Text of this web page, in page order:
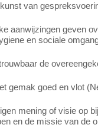
van
aanwijzingen geven
en sociale
de
gemak goed en vlot
mening of visie op
en de missie van de